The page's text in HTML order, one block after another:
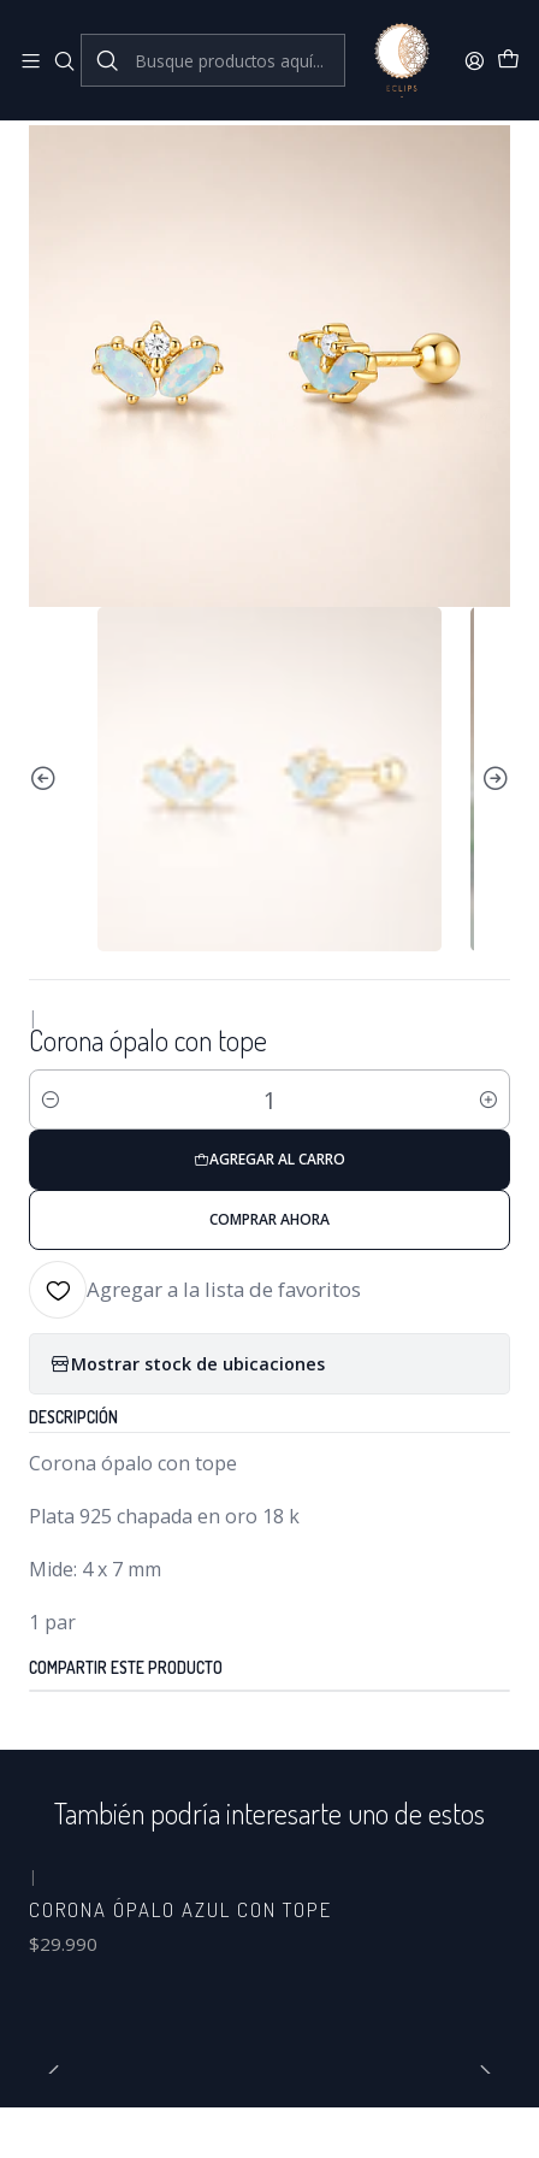
Inicio Joyas con Opalo Corona ópalo con tope
|
Corona ópalo con tope
Cantidad
AGREGAR AL CARRO
COMPRAR AHORA
Agregar a la lista de favoritos
Mostrar stock de ubicaciones
DESCRIPCIÓN
Corona ópalo con tope
Plata 925 chapada en oro 18 k
Mide: 4 x 7 mm
1 par
COMPARTIR ESTE PRODUCTO
También podría interesarte uno de estos
|
CORONA ÓPALO AZUL CON TOPE
$29.990